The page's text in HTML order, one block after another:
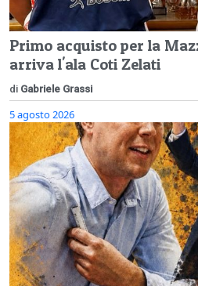
Primo acquisto per la
arriva l'ala Coti Zelati
di Gabriele Grassi
5 agosto 2026